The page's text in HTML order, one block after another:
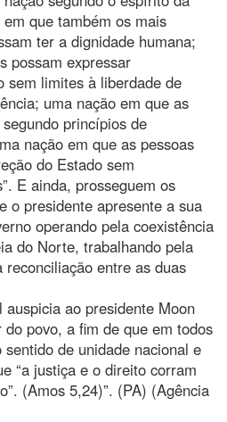
que também os mais
ter a dignidade humana;
possam expressar
sem limites à liberdade de
uma nação em que as
princípios de
nação em que as pessoas
do Estado sem
E ainda, prosseguem os
o presidente apresente a sua
operando pela coexistência
do Norte, trabalhando pela
reconciliação entre as duas
ao presidente Moon
povo, a fim de que em todos
de unidade nacional e
“a justiça e o direito corram
(Amos 5,24)”. (PA) (Agência